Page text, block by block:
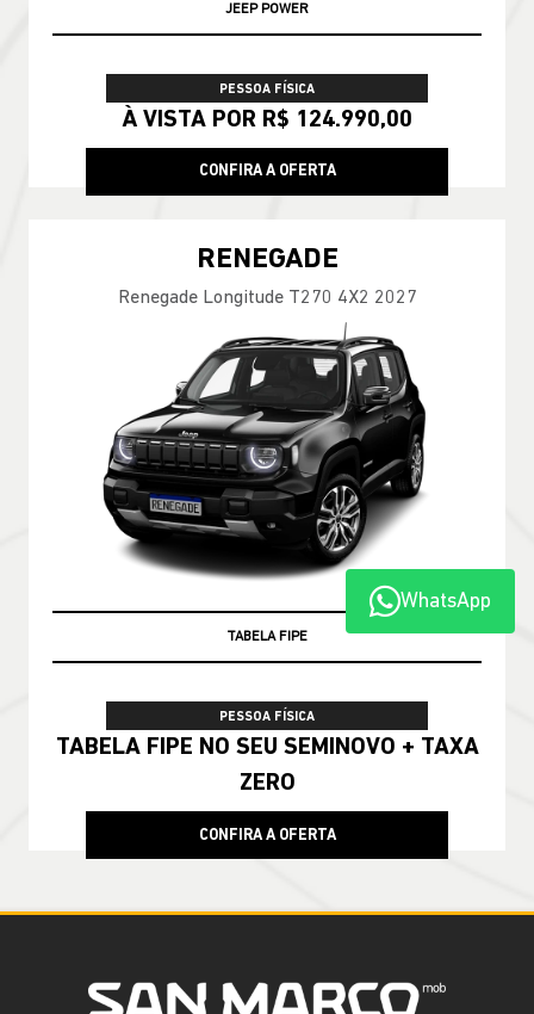
JEEP POWER
PESSOA FÍSICA
À VISTA POR R$ 124.990,00
CONFIRA A OFERTA
RENEGADE
Renegade Longitude T270 4X2 2027
TABELA FIPE
PESSOA FÍSICA
TABELA FIPE NO SEU SEMINOVO + TAXA
ZERO
CONFIRA A OFERTA
WhatsApp